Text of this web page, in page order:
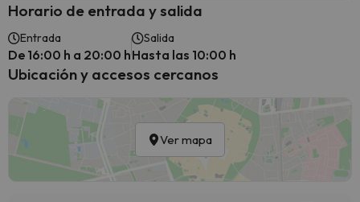
Horario de entrada y salida
Entrada
De 16:00 h a 20:00 h
Salida
Hasta las 10:00 h
Ubicación y accesos cercanos
Ver mapa